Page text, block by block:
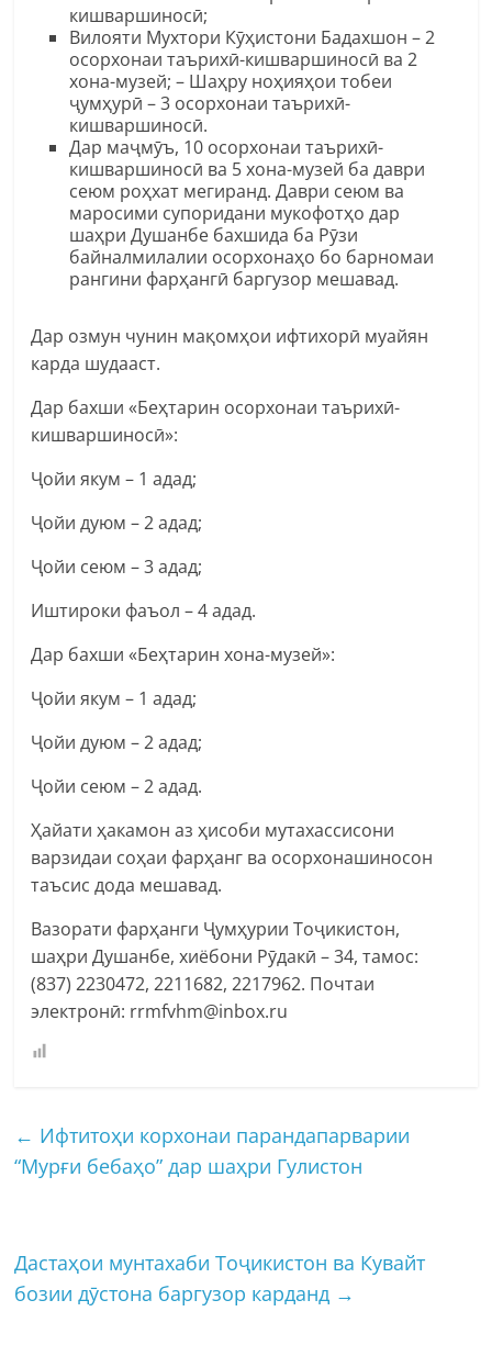
кишваршиносӣ;
Вилояти Мухтори Кӯҳистони Бадахшон – 2
осорхонаи таърихӣ-кишваршиносӣ ва 2
хона-музей; – Шаҳру ноҳияҳои тобеи
ҷумҳурӣ – 3 осорхонаи таърихӣ-
кишваршиносӣ.
Дар маҷмӯъ, 10 осорхонаи таърихӣ-
кишваршиносӣ ва 5 хона-музей ба даври
сеюм роҳхат мегиранд. Даври сеюм ва
маросими супоридани мукофотҳо дар
шаҳри Душанбе бахшида ба Рӯзи
байналмилалии осорхонаҳо бо барномаи
рангини фарҳангӣ баргузор мешавад.
Дар озмун чунин мақомҳои ифтихорӣ муайян
карда шудааст.
Дар бахши «Беҳтарин осорхонаи таърихӣ-
кишваршиносӣ»:
Ҷойи якум – 1 адад;
Ҷойи дуюм – 2 адад;
Ҷойи сеюм – 3 адад;
Иштироки фаъол – 4 адад.
Дар бахши «Беҳтарин хона-музей»:
Ҷойи якум – 1 адад;
Ҷойи дуюм – 2 адад;
Ҷойи сеюм – 2 адад.
Ҳайати ҳакамон аз ҳисоби мутахассисони
варзидаи соҳаи фарҳанг ва осорхонашиносон
таъсис дода мешавад.
Вазорати фарҳанги Ҷумҳурии Тоҷикистон,
шаҳри Душанбе, хиёбони Рӯдакӣ – 34, тамос:
(837) 2230472, 2211682, 2217962. Почтаи
электронӣ: rrmfvhm@inbox.ru
← Ифтитоҳи корхонаи парандапарварии
“Мурғи бебаҳо” дар шаҳри Гулистон
Дастаҳои мунтахаби Тоҷикистон ва Кувайт
бозии дӯстона баргузор карданд →